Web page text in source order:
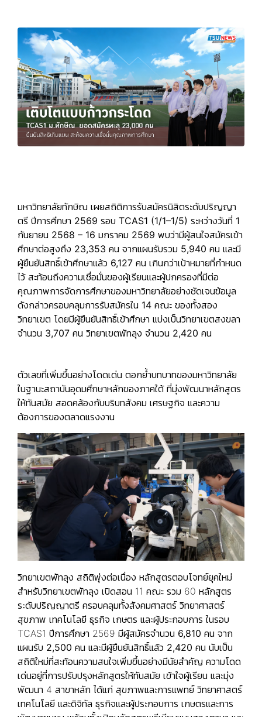
มหาวิทยาลัยทักษิณ เผยสถิติการรับสมัครนิสิตระดับปริญญา
ตรี ปีการศึกษา 2569 รอบ TCAS1 (1/1–1/5) ระหว่างวันที่ 1
กันยายน 2568 – 16 มกราคม 2569 พบว่ามีผู้สนใจสมัครเข้า
ศึกษาต่อสูงถึง 23,353 คน จากแผนรับรวม 5,940 คน และมี
ผู้ยืนยันสิทธิ์เข้าศึกษาแล้ว 6,127 คน เกินกว่าเป้าหมายที่กำหนด
ไว้ สะท้อนถึงความเชื่อมั่นของผู้เรียนและผู้ปกครองที่มีต่อ
คุณภาพการจัดการศึกษาของมหาวิทยาลัยอย่างชัดเจนข้อมูล
ดังกล่าวครอบคลุมการรับสมัครใน 14 คณะ ของทั้งสอง
วิทยาเขต โดยมีผู้ยืนยันสิทธิ์เข้าศึกษา แบ่งเป็นวิทยาเขตสงขลา
จำนวน 3,707 คน วิทยาเขตพัทลุง จำนวน 2,420 คน
ตัวเลขที่เพิ่มขึ้นอย่างโดดเด่น ตอกย้ำบทบาทของมหาวิทยาลัย
ในฐานะสถาบันอุดมศึกษาหลักของภาคใต้ที่มุ่งพัฒนาหลักสูตร
ให้ทันสมัย สอดคล้องกับบริบทสังคม เศรษฐกิจ และความ
ต้องการของตลาดแรงงาน
วิทยาเขตพัทลุง สถิติพุ่งต่อเนื่อง หลักสูตรตอบโจทย์ยุคใหม่
สำหรับวิทยาเขตพัทลุง เปิดสอน 11 คณะ รวม 60 หลักสูตร
ระดับปริญญาตรี ครอบคลุมทั้งสังคมศาสตร์ วิทยาศาสตร์
สุขภาพ เทคโนโลยี ธุรกิจ เกษตร และผู้ประกอบการ ในรอบ
TCAS1 ปีการศึกษา 2569 มีผู้สมัครจำนวน 6,810 คน จาก
แผนรับ 2,500 คน และมีผู้ยืนยันสิทธิ์แล้ว 2,420 คน นับเป็น
สถิติใหม่ที่สะท้อนความสนใจเพิ่มขึ้นอย่างมีนัยสำคัญ ความโดด
เด่นอยู่ที่การปรับปรุงหลักสูตรให้ทันสมัย เข้าใจผู้เรียน และมุ่ง
พัฒนา 4 สาขาหลัก ได้แก่ สุขภาพและการแพทย์ วิทยาศาสตร์
เทคโนโลยี และดิจิทัล ธุรกิจและผู้ประกอบการ เกษตรและการ